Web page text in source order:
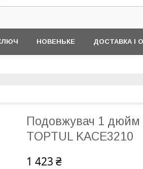
НОВЕНЬКЕ ДОСТАВКА І
Подовжувач 1
TOPTUL KACE3210
1 423 ₴